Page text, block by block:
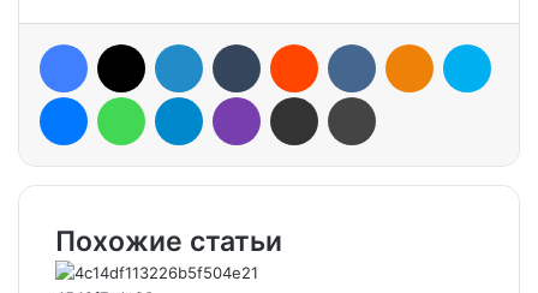
Похожие статьи